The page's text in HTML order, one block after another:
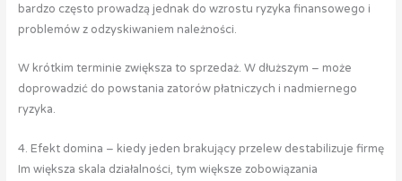
bardzo często prowadzą jednak do wzrostu ryzyka finansowego i
problemów z odzyskiwaniem należności.
W krótkim terminie zwiększa to sprzedaż. W dłuższym – może
doprowadzić do powstania zatorów płatniczych i nadmiernego
ryzyka.
4. Efekt domina – kiedy jeden brakujący przelew destabilizuje firmę
Im większa skala działalności, tym większe zobowiązania